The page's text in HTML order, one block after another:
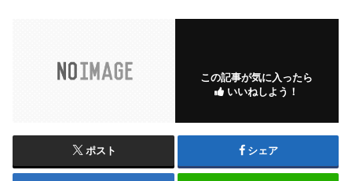
この記事が気に入ったら
いいねしよう！
ポスト シェア